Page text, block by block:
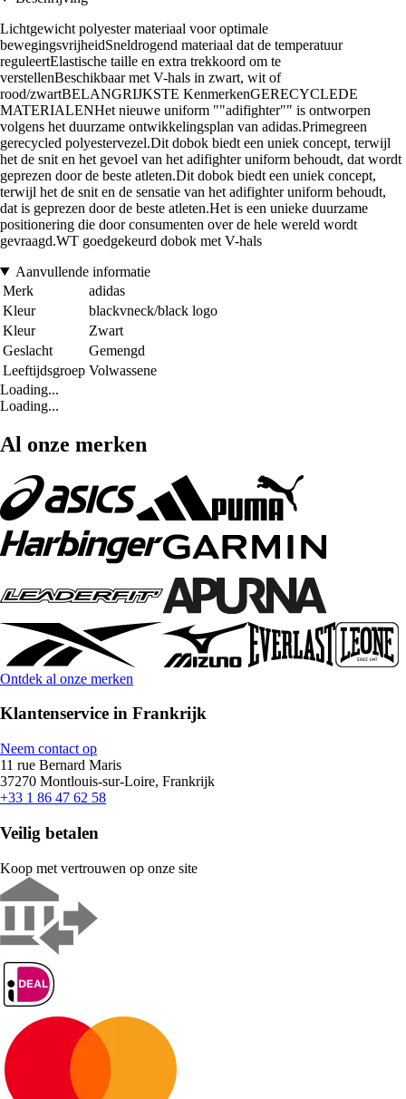
Lichtgewicht polyester materiaal voor optimale
bewegingsvrijheidSneldrogend materiaal dat de temperatuur
reguleertElastische taille en extra trekkoord om te
verstellenBeschikbaar met V-hals in zwart, wit of
rood/zwartBELANGRIJKSTE KenmerkenGERECYCLEDE
MATERIALENHet nieuwe uniform ""adifighter"" is ontworpen
volgens het duurzame ontwikkelingsplan van adidas.Primegreen
gerecycled polyestervezel.Dit dobok biedt een uniek concept, terwijl
het de snit en het gevoel van het adifighter uniform behoudt, dat wordt
geprezen door de beste atleten.Dit dobok biedt een uniek concept,
terwijl het de snit en de sensatie van het adifighter uniform behoudt,
dat is geprezen door de beste atleten.Het is een unieke duurzame
positionering die door consumenten over de hele wereld wordt
gevraagd.WT goedgekeurd dobok met V-hals
Aanvullende informatie
Merk
adidas
Kleur
blackvneck/black logo
Kleur
Zwart
Geslacht
Gemengd
Leeftijdsgroep Volwassene
Loading...
Loading...
Al onze merken
Ontdek al onze merken
Klantenservice in Frankrijk
Neem contact op
11 rue Bernard Maris
37270 Montlouis-sur-Loire, Frankrijk
+33 1 86 47 62 58
Veilig betalen
Koop met vertrouwen op onze site